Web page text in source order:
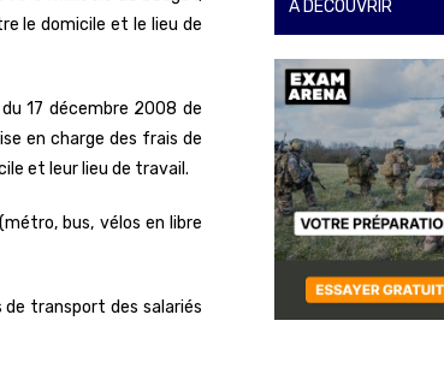
le domicile et le lieu de
17 décembre 2008 de
en charge des frais de
et leur lieu de travail.
bus, vélos en libre
transport des salariés
À DÉCOUVRIR